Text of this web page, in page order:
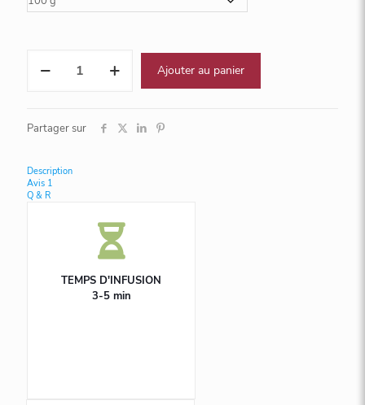
Ajouter au panier
Partager sur
Description
Avis 1
Q & R
TEMPS D'INFUSION
3-5 min